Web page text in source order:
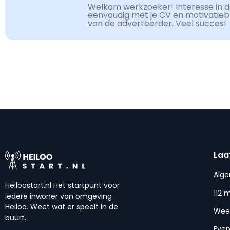
Welkom werkzoeker! Interesse in
eenvoudig met je CV en
van de adverteerder. Veel succes!
Heiloostart.nl Het startpunt voor
iedere inwoner van omgeving
Heiloo. Weet wat er speelt in de
buurt.
112